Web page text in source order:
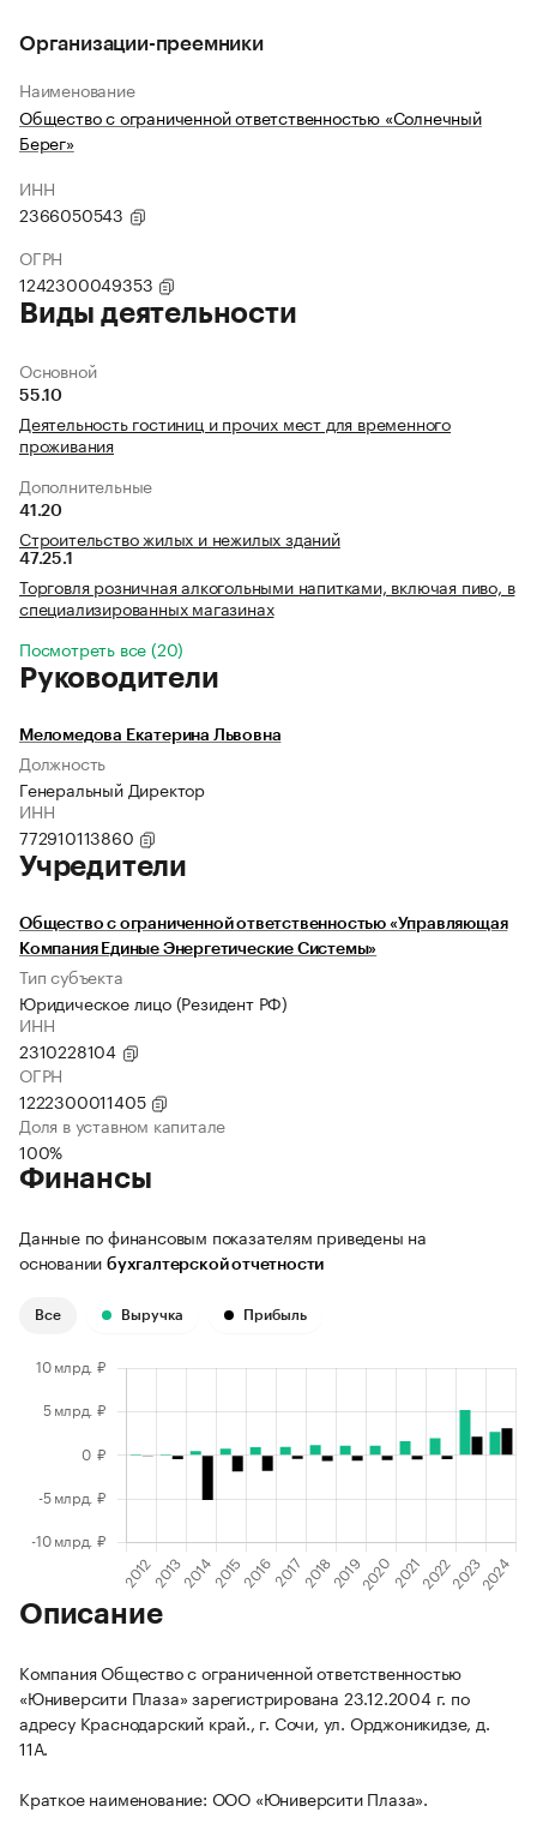
Организации-преемники
Наименование
Общество с ограниченной ответственностью «Солнечный
Берег»
ИНН
2366050543
ОГРН
1242300049353
Виды деятельности
Основной
55.10
Деятельность гостиниц и прочих мест для временного
проживания
Дополнительные
41.20
Строительство жилых и нежилых зданий
47.25.1
Торговля розничная алкогольными напитками, включая пиво, в
специализированных магазинах
Посмотреть все (20)
Руководители
Меломедова Екатерина Львовна
Должность
Генеральный Директор
ИНН
772910113860
Учредители
Общество с ограниченной ответственностью «Управляющая
Компания Единые Энергетические Системы»
Тип субъекта
Юридическое лицо (Резидент РФ)
ИНН
2310228104
ОГРН
1222300011405
Доля в уставном капитале
100%
Финансы
Данные по финансовым показателям приведены на
основании бухгалтерской отчетности
Все Выручка Прибыль
Описание
Компания Общество с ограниченной ответственностью
«Юниверсити Плаза» зарегистрирована 23.12.2004 г. по
адресу Краснодарский край., г. Сочи, ул. Орджоникидзе, д.
11А.
Краткое наименование: ООО «Юниверсити Плаза».